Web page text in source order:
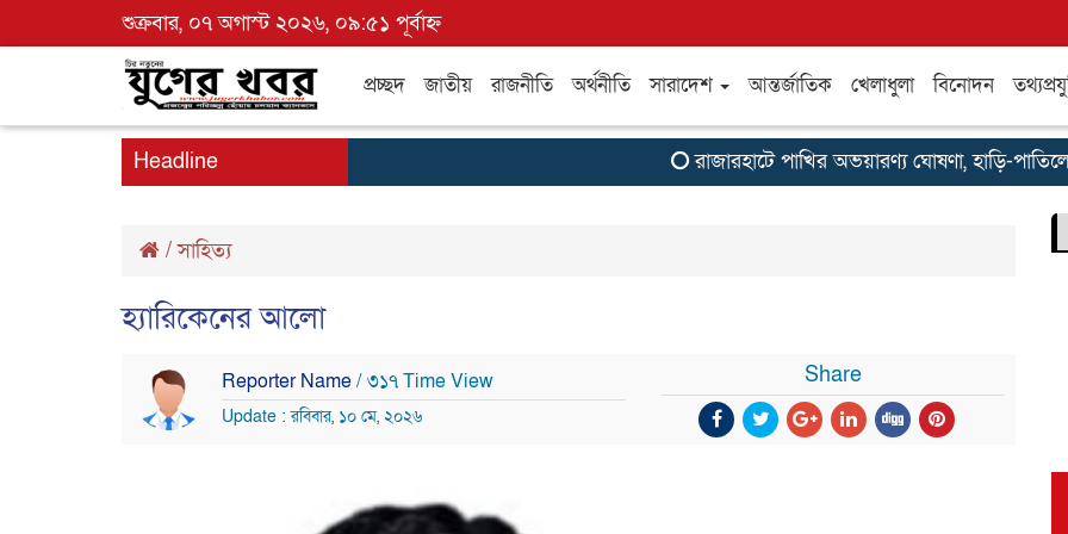
শুক্রবার, ০৭ অগাস্ট ২০২৬, ০৯:৫১ পূর্বাহ্ন
প্রচ্ছদ জাতীয় রাজনীতি অর্থনীতি সারাদেশ আন্তর্জাতিক খেলাধুলা বিনোদন
Headline রাজারহাটে পাখির অভয়ারণ্য ঘোষণা, হাড়ি-পাতিলের
/সাহিত্য
হ্যারিকেনের আলো
Reporter Name/ ৩১৭ Time View
Update : রবিবার, ১০ মে, ২০২৬
Share